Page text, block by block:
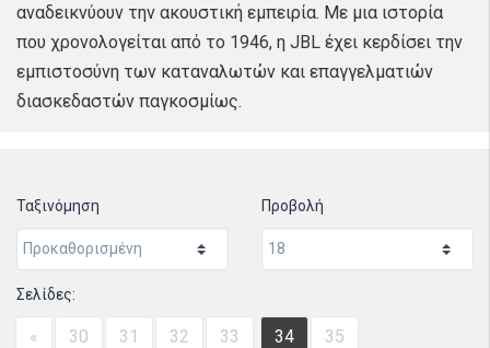
αναδεικνύουν την ακουστική εμπειρία. Με μια ιστορία
που χρονολογείται από το 1946, η JBL έχει κερδίσει την
εμπιστοσύνη των καταναλωτών και επαγγελματιών
διασκεδαστών παγκοσμίως.
Ταξινόμηση Προβολή
Σελίδες:
« 30 31 32 33 34 35